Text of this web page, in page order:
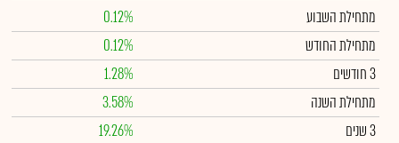
מתחילת השבוע
0.12%
מתחילת החודש
0.12%
3 חודשים
1.28%
מתחילת השנה
3.58%
3 שנים
19.26%